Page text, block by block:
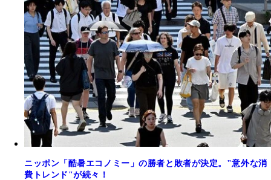
ニッポン「酷暑エコノミー」の勝者と敗者が決定。"意外な消
費トレンド"が続々！